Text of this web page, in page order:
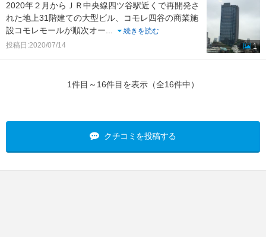
2020年２月からＪＲ中央線四ツ谷駅近くで再開発さ
れた地上31階建ての大型ビル、コモレ四谷の商業施
設コモレモールが順次オー...
続きを読む
投稿日:2020/07/14
1
1件目～16件目を表示（全16件中）
クチコミを投稿する